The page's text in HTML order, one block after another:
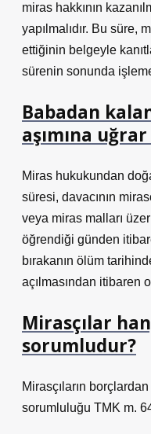
miras hakkının
yapılmalıdır. Bu süre,
ettiğinin belgeyle
sürenin sonunda
Babadan
aşımına uğrar
Miras hukukundan
süresi, davacının
veya miras malları
öğrendiği günden
bırakanın ölüm
açılmasından itibaren
Mirasçılar
sorumludur?
Mirasçıların
sorumluluğu TMK m.